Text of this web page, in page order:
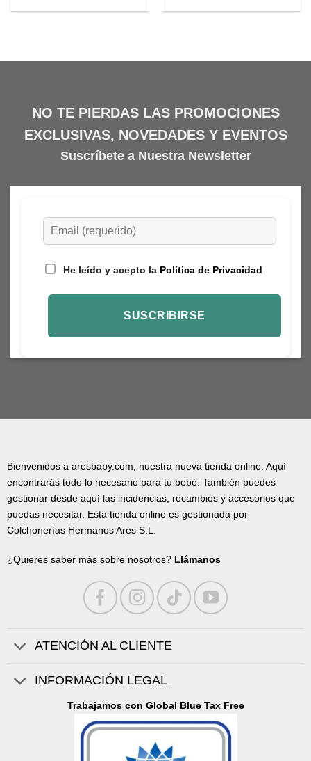
NO TE PIERDAS LAS PROMOCIONES
EXCLUSIVAS, NOVEDADES Y EVENTOS
Suscríbete a Nuestra Newsletter
He leído y acepto la Política de Privacidad
Bienvenidos a aresbaby.com, nuestra nueva tienda online. Aquí
encontrarás todo lo necesario para tu bebé. También puedes
gestionar desde aquí las incidencias, recambios y accesorios que
puedas necesitar. Esta tienda online es gestionada por
Colchonerías Hermanos Ares S.L.
¿Quieres saber más sobre nosotros? Llámanos
ATENCIÓN AL CLIENTE
INFORMACIÓN LEGAL
Trabajamos con Global Blue Tax Free